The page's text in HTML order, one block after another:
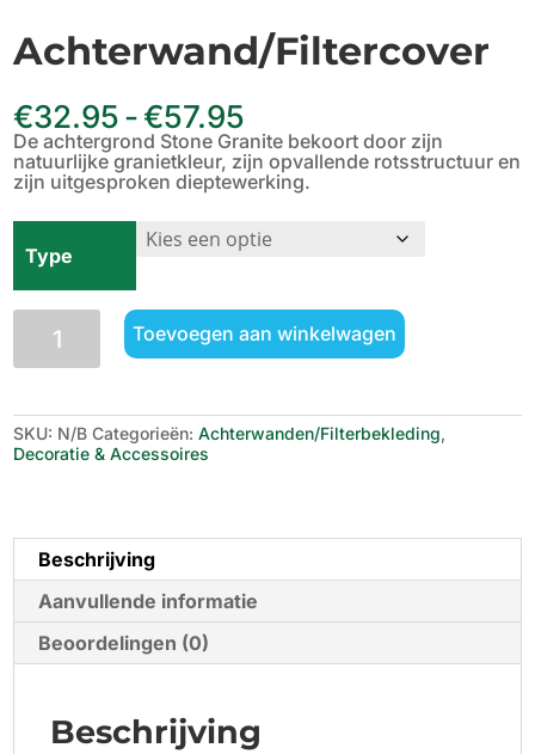
Achterwand/Filtercover
€32.95-€57.95
€32.95
tot
€57.95
De achtergrond Stone Granite bekoort door zijn
natuurlijke granietkleur, zijn opvallende rotsstructuur en
zijn uitgesproken dieptewerking.
Type
Juwel
Stone
Toevoegen aan winkelwagen
SKU: N/B Categorieën:Achterwanden/Filterbekleding,
Decoratie & Accessoires
Beschrijving
Aanvullende informatie
Beoordelingen (0)
Beschrijving